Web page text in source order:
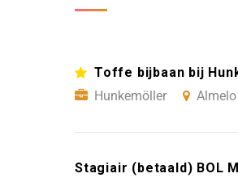
Toffe bijbaan bij
Hunkemöller
Almelo
Stagiair (betaald) BOL